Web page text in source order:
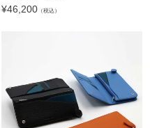
¥46,200（税込）